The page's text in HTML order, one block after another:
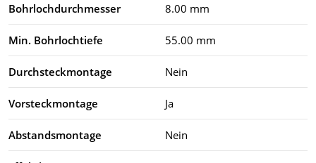
Bohrlochdurchmesser 8.00 mm
Min. Bohrlochtiefe 55.00 mm
Durchsteckmontage Nein
Vorsteckmontage Ja
Abstandsmontage Nein